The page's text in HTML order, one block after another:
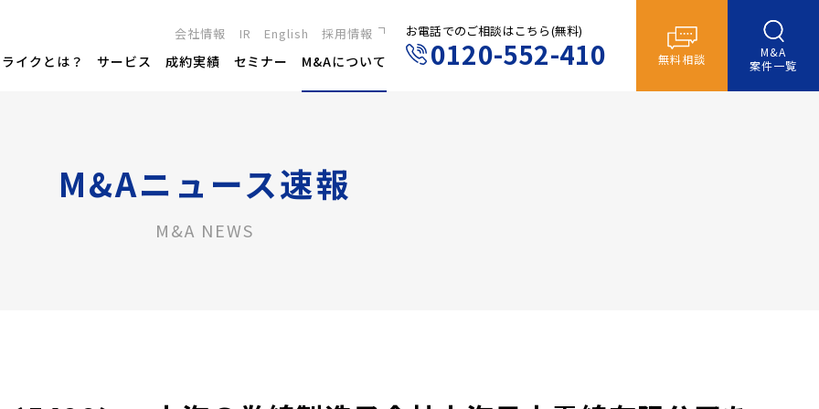
会社情報 IR English 採用情報
新卒採用
キャリア採用
イクとは？ サービス 成約実績 セミナー M&Aについて
お電話でのご相談はこちら(無料)
0120-552-410 無料相談
M&A
案件一覧
M&Aニュース速報
M&A NEWS